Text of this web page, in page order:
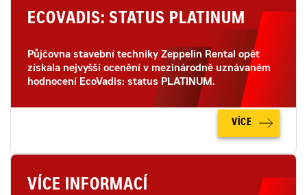
ECOVADIS: STATUS PLATINUM
Půjčovna stavební techniky Zeppelin Rental opět
získala nejvyšší ocenění v mezinárodně uznávaném
hodnocení EcoVadis: status PLATINUM.
VÍCE
VÍCE INFORMACÍ